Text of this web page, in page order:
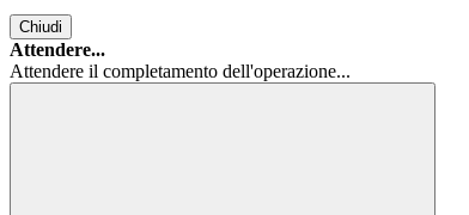
Chiudi
Attendere...
Attendere il completamento dell'operazione...